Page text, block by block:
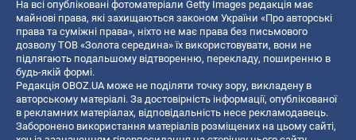
На всі опубліковані фотоматеріали Getty Images редакція має
майнові права, які захищаються законом України «Про авторські
права та суміжні права», ніхто не має права без письмового
дозволу ТОВ «Золота середина» їх використовувати, вони не
підлягають подальшому відтворенню, перекладу, поширенню в
будь-якій формі.
Редакція OBOZ.UA може не поділяти точку зору, викладену в
авторському матеріалі. За достовірність інформації, опублікованої
в рекламних матеріалах, відповідальність несе рекламодавець.
Заборонено використання матеріалів розміщених на цьому сайті,